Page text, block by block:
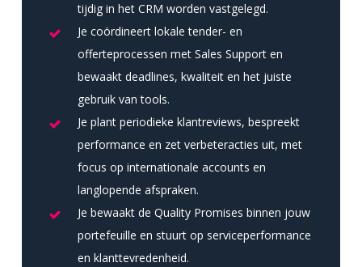
tijdig in het CRM worden vastgelegd.
Je coördineert lokale tender- en
offerteprocessen met Sales Support en
bewaakt deadlines, kwaliteit en het juiste
gebruik van tools.
Je plant periodieke klantreviews, bespreekt
performance en zet verbeteracties uit, met
focus op internationale accounts en
langlopende afspraken.
Je bewaakt de Quality Promises binnen jouw
portefeuille en stuurt op serviceperformance
en klanttevredenheid.